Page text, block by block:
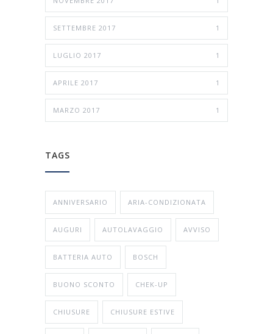
SETTEMBRE 2017 1
LUGLIO 2017 1
APRILE 2017 1
MARZO 2017 1
TAGS
ANNIVERSARIO ARIA-CONDIZIONATA
AUGURI AUTOLAVAGGIO AVVISO
BATTERIA AUTO BOSCH
BUONO SCONTO CHEK-UP
CHIUSURE CHIUSURE ESTIVE